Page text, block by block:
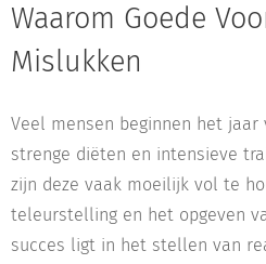
Waarom Goede
Mislukken
Veel mensen beginnen het
strenge diëten en intensieve
zijn deze vaak moeilijk vol te
teleurstelling en het opgeven
succes ligt in het stellen van